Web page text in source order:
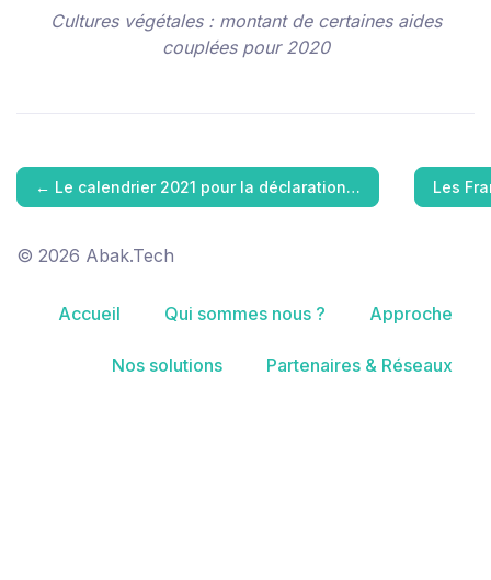
Cultures végétales : montant de certaines aides
couplées pour 2020
← Le calendrier 2021 pour la déclaration… Les
© 2026 Abak.Tech
Accueil Qui sommes nous ? Approche
Nos solutions Partenaires & Réseaux